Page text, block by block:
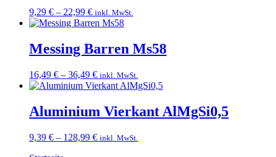
9,29 € – 22,99 €Preisspanne:
9,29 €
22,99 €
inkl. MwSt.
Messing Barren Ms58
16,49 € – 36,49 €Preisspanne:
16,49 €
36,49 €
inkl. MwSt.
Aluminium Vierkant AlMgSi0,5
9,39 € – 128,99 €Preisspanne:
inkl. MwSt.